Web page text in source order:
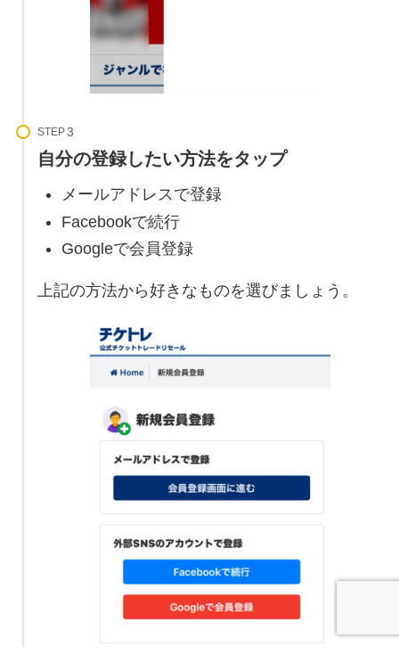
STEP
自分の登録したい方法をタップ
メールアドレスで登録
Facebookで続行
Googleで会員登録
上記の方法から好きなものを選びましょう。